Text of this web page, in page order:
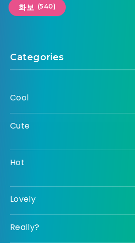
화보 (540)
Categories
Cool
Cute
Hot
Lovely
Really?